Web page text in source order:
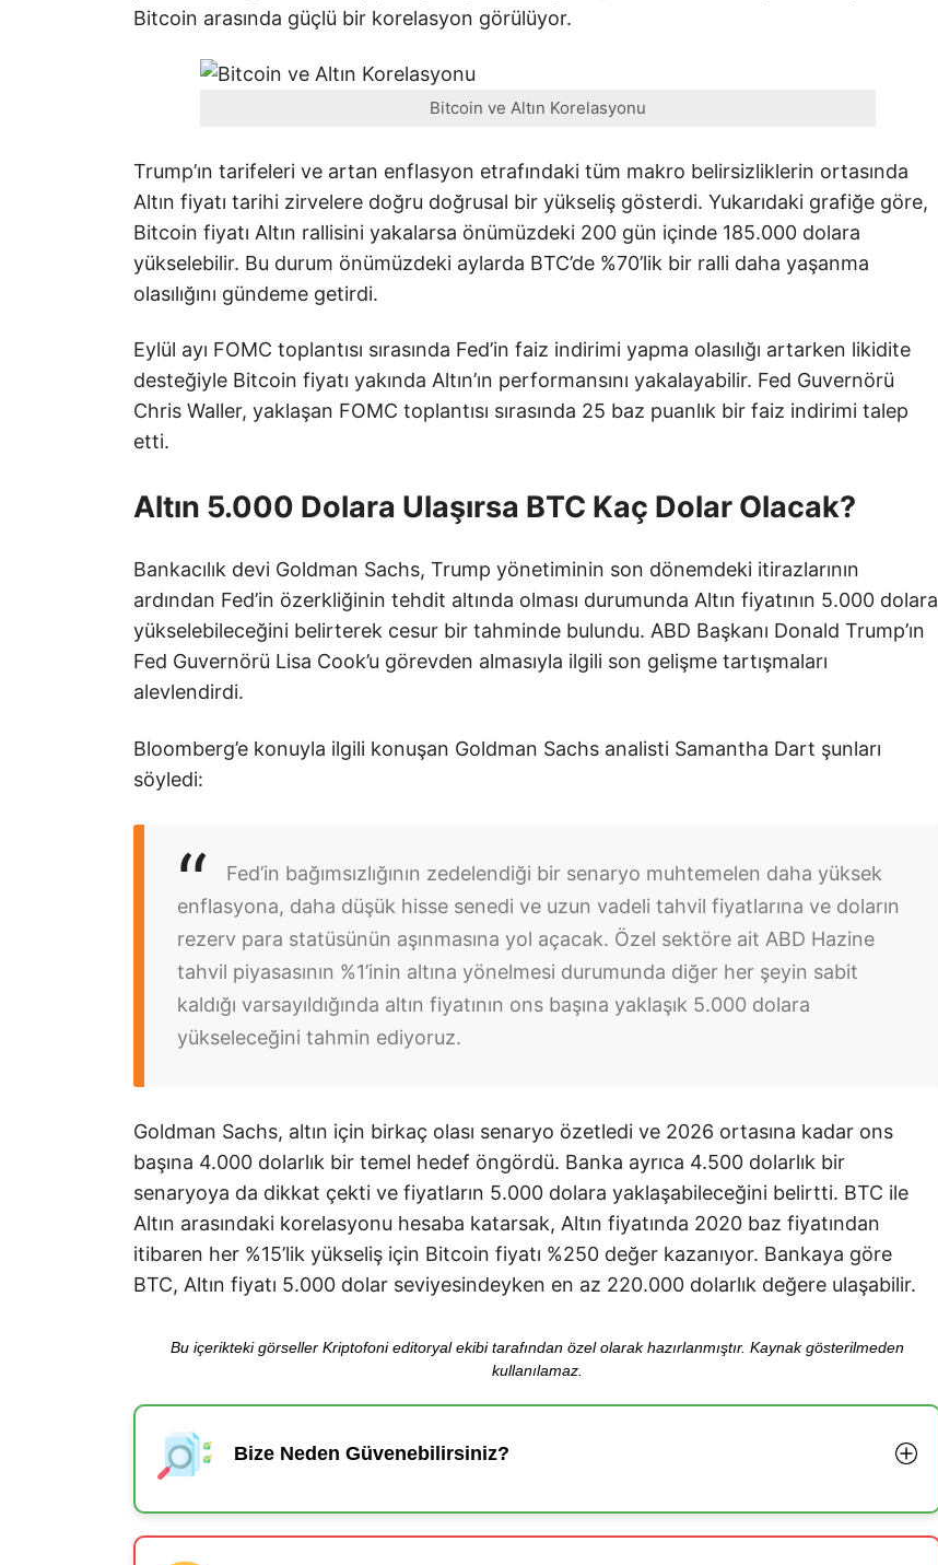
Bitcoin arasında güçlü bir korelasyon görülüyor.
Bitcoin ve Altın Korelasyonu
Trump’ın tarifeleri ve artan enflasyon etrafındaki tüm makro belirsizliklerin ortasında
Altın fiyatı tarihi zirvelere doğru doğrusal bir yükseliş gösterdi. Yukarıdaki grafiğe göre,
Bitcoin fiyatı Altın rallisini yakalarsa önümüzdeki 200 gün içinde 185.000 dolara
yükselebilir. Bu durum önümüzdeki aylarda BTC’de %70’lik bir ralli daha yaşanma
olasılığını gündeme getirdi.
Eylül ayı FOMC toplantısı sırasında Fed’in faiz indirimi yapma olasılığı artarken likidite
desteğiyle Bitcoin fiyatı yakında Altın’ın performansını yakalayabilir. Fed Guvernörü
Chris Waller, yaklaşan FOMC toplantısı sırasında 25 baz puanlık bir faiz indirimi talep
etti.
Altın 5.000 Dolara Ulaşırsa BTC Kaç Dolar Olacak?
Bankacılık devi Goldman Sachs, Trump yönetiminin son dönemdeki itirazlarının
ardından Fed’in özerkliğinin tehdit altında olması durumunda Altın fiyatının 5.000 dolara
yükselebileceğini belirterek cesur bir tahminde bulundu. ABD Başkanı Donald Trump’ın
Fed Guvernörü Lisa Cook’u görevden almasıyla ilgili son gelişme tartışmaları
alevlendirdi.
Bloomberg’e konuyla ilgili konuşan Goldman Sachs analisti Samantha Dart şunları
söyledi:
Fed’in bağımsızlığının zedelendiği bir senaryo muhtemelen daha yüksek
enflasyona, daha düşük hisse senedi ve uzun vadeli tahvil fiyatlarına ve doların
rezerv para statüsünün aşınmasına yol açacak. Özel sektöre ait ABD Hazine
tahvil piyasasının %1’inin altına yönelmesi durumunda diğer her şeyin sabit
kaldığı varsayıldığında altın fiyatının ons başına yaklaşık 5.000 dolara
yükseleceğini tahmin ediyoruz.
Goldman Sachs, altın için birkaç olası senaryo özetledi ve 2026 ortasına kadar ons
başına 4.000 dolarlık bir temel hedef öngördü. Banka ayrıca 4.500 dolarlık bir
senaryoya da dikkat çekti ve fiyatların 5.000 dolara yaklaşabileceğini belirtti. BTC ile
Altın arasındaki korelasyonu hesaba katarsak, Altın fiyatında 2020 baz fiyatından
itibaren her %15’lik yükseliş için Bitcoin fiyatı %250 değer kazanıyor. Bankaya göre
BTC, Altın fiyatı 5.000 dolar seviyesindeyken en az 220.000 dolarlık değere ulaşabilir.
Bu içerikteki görseller Kriptofoni editoryal ekibi tarafından özel olarak hazırlanmıştır. Kaynak gösterilmeden
kullanılamaz.
Bize Neden Güvenebilirsiniz?